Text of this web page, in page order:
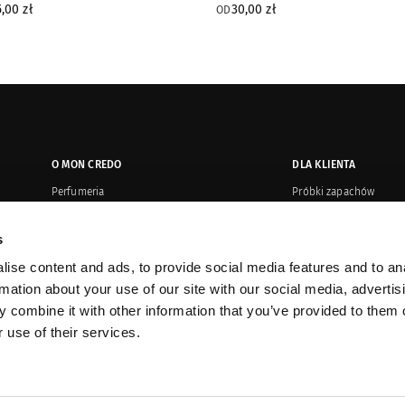
content and ads, to provide social media features and to
about your use of our site with our social media,
combine it with other information that you’ve provided to them
use of their services.
zł
Gold Edition
OD30,00 zł
O MON CREDO
Perfumeria
Kontakt
Dystrybucja
Sprzedaż korporacyjna
DLA KLIENTA
Próbki zapachów
Regulamin
Karty upominkowe